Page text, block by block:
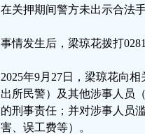
在关押期间警方未出示合法
事情发生后，梁琼花拨打
2025年9月27日，梁琼花向
出所民警）及其他涉事人员
的刑事责任；并对涉事人员
害、误工费等）。